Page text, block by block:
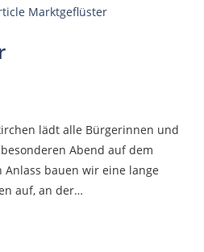
lädt alle Bürgerinnen und
Abend auf dem
bauen wir eine lange
auf, an der…